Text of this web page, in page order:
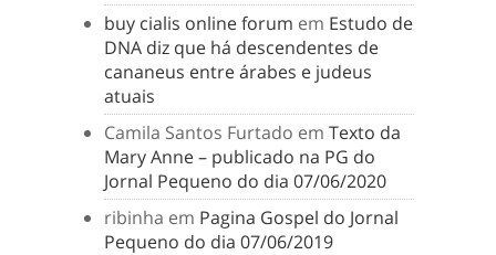
buy cialis online forum em Estudo de
DNA diz que há descendentes de
cananeus entre árabes e judeus
atuais
Camila Santos Furtado em Texto da
Mary Anne – publicado na PG do
Jornal Pequeno do dia 07/06/2020
ribinha em Pagina Gospel do Jornal
Pequeno do dia 07/06/2019